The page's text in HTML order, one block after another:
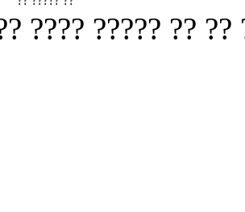
???? ????? ??